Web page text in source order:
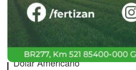
Cotações
Dólar Americano